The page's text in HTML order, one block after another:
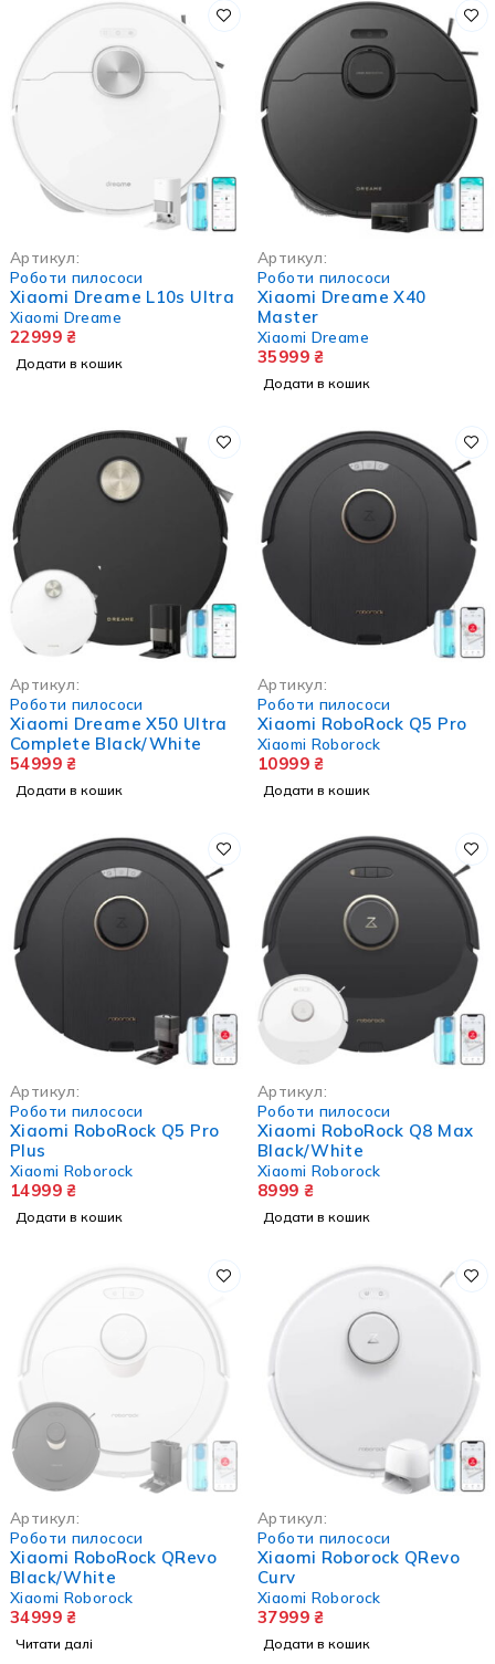
Артикул:
Роботи пилососи
Xiaomi Dreame L10s Ultra
Xiaomi Dreame
22999₴
Додати в кошик
Артикул:
Роботи пилососи
Xiaomi Dreame X40
Master
Xiaomi Dreame
35999₴
Додати в кошик
Артикул:
Роботи пилососи
Xiaomi Dreame X50 Ultra
Complete Black/White
54999₴
Додати в кошик
Артикул:
Роботи пилососи
Xiaomi RoboRock Q5 Pro
Xiaomi Roborock
10999₴
Додати в кошик
Артикул:
Роботи пилососи
Xiaomi RoboRock Q5 Pro
Plus
Xiaomi Roborock
14999₴
Додати в кошик
Артикул:
Роботи пилососи
Xiaomi RoboRock Q8 Max
Black/White
Xiaomi Roborock
8999 ₴
Додати в кошик
Артикул:
Роботи пилососи
Xiaomi RoboRock QRevo
Black/White
Xiaomi Roborock
34999₴
Читати далі
Артикул:
Роботи пилососи
Xiaomi Roborock QRevo
Curv
Xiaomi Roborock
37999₴
Додати в кошик